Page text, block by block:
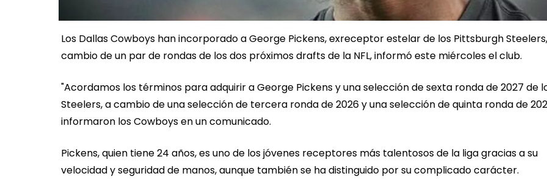
Los Dallas Cowboys han incorporado a George Pickens, exreceptor estelar de los Pittsburgh
cambio de un par de rondas de los dos próximos drafts de la NFL, informó este miércoles el club.
"Acordamos los términos para adquirir a George Pickens y una selección de sexta ronda de 2027 de
Steelers, a cambio de una selección de tercera ronda de 2026 y una selección de quinta ronda de
informaron los Cowboys en un comunicado.
Pickens, quien tiene 24 años, es uno de los jóvenes receptores más talentosos de la liga gracias a su
velocidad y seguridad de manos, aunque también se ha distinguido por su complicado carácter.